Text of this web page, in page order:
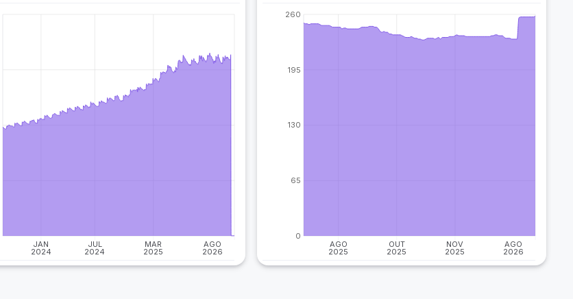
JAN
2024
JUL
2024
MAR
2025
AGO
2026
AGO
2025
OUT
2025
NOV
2025
AGO
2026
0
65
130
195
260